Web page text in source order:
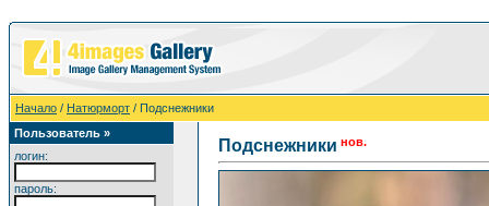
Начало / Натюрморт / Подснежники
Пользователь »
логин:
пароль:
Подснежники нов.